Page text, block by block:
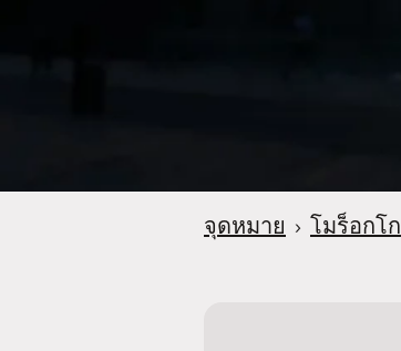
จุดหมาย › โมร็อกโก